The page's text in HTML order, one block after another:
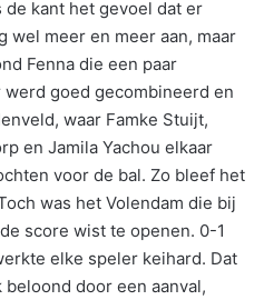
kant het gevoel dat er
wel meer en meer aan, maar
Fenna die een paar
goed gecombineerd en
waar Famke Stuijt,
en Jamila Yachou elkaar
voor de bal. Zo bleef het
was het Volendam die bij
score wist te openen. 0-1
elke speler keihard. Dat
door een aanval,